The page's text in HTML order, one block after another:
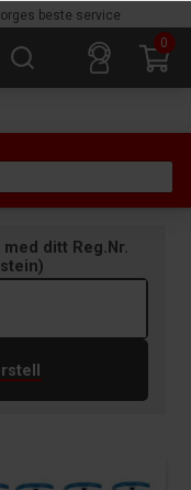
beste service
0
med ditt Reg.Nr.
)